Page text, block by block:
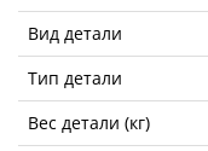
Вид детали
Тип детали
Вес детали (кг)